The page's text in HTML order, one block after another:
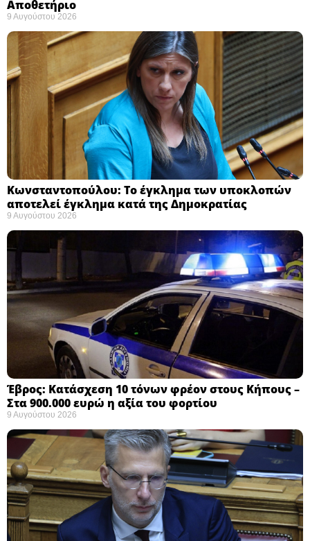
Αποθετήριο ​
9 Αυγούστου 2026
Κωνσταντοπούλου: Το έγκλημα των υποκλοπών
αποτελεί έγκλημα κατά της Δημοκρατίας ​
9 Αυγούστου 2026
Έβρος: Κατάσχεση 10 τόνων φρέον στους Κήπους –
Στα 900.000 ευρώ η αξία του φορτίου ​
9 Αυγούστου 2026